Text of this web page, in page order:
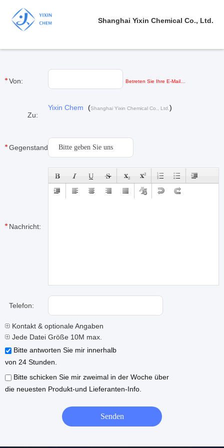
Shanghai Yixin Chemical Co., Ltd.
Von: Betreten Sie Ihre E-Mail…
Zu:
Yixin Chem (Shanghai Yixin Chemical Co., Ltd. )
Gegenstand:
Nachricht:
Telefon:
Kontakt & optionale Angaben
Jede Datei Größe 10M max.
Bitte antworten Sie mir innerhalb
von 24 Stunden.
Bitte schicken Sie mir zweimal in der Woche über
die neuesten Produkt-und Lieferanten-Info.